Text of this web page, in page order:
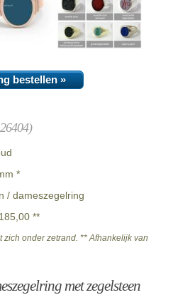
bestellen »
*
/ dameszegelring
**
onder zetrand. ** Afhankelijk van
met zegelsteen